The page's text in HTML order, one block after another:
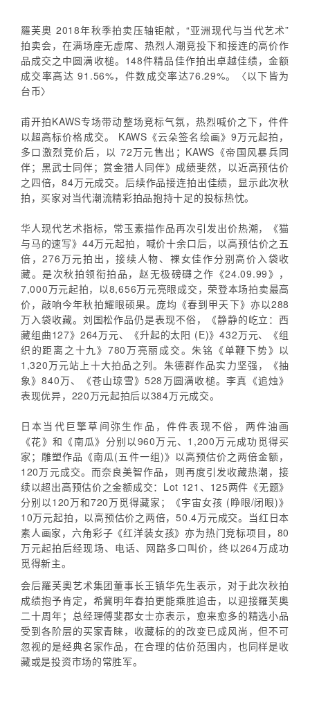
羅芙奧 2018年秋季拍卖压轴钜献，“亚洲现代与当代艺术”
拍卖会，在满场座无虚席、热烈人潮竞投下和接连的高价作
品成交之中圆满收槌。148件精品佳作拍出卓越佳绩，金额
成交率高达 91.56%，件数成交率达76.29%。〈以下皆为
台币〉
甫开拍KAWS专场带动整场竞标气氛，热烈喊价之下，件件
以超高标价格成交。 KAWS《云朵签名绘画》9万元起拍，
多口激烈竞价后，以 72万元售出；KAWS《帝国风暴兵同
伴；黑武士同伴；赏金猎人同伴》成绩斐然，以近高预估价
之四倍，84万元成交。后续作品接连拍出佳绩，显示此次秋
拍，买家对当代潮流精彩拍品抱持十足的投标热忱。
华人现代艺术指标，常玉素描作品再次引发出价热潮，《猫
与马的速写》44万元起拍，喊价十余口后，以高预估价之五
倍，276万元拍出，接续人物、裸女佳作分别高价入袋收
藏。是次秋拍领衔拍品，赵无极磅礴之作《24.09.99》，
7,000万元起拍，以8,656万元亮眼成交，荣登本场拍卖最高
价，敲响今年秋拍耀眼硕果。庞均《春到甲天下》亦以288
万入袋收藏。刘国松作品仍是表现不俗，《静静的屹立：西
藏组曲127》264万元、《升起的太阳 (E)》432万元、《组
织的距离之十九》780万亮丽成交。朱铭《单鞭下势》以
1,320万元站上十大拍品之列。朱德群作品实力坚强，《抽
象》840万、《苍山琼雪》528万圆满收槌。李真《追烛》
表现优异，220万元起拍后以384万元成交。
日本当代巨擎草间弥生作品，件件表现不俗，两件油画
《花》和《南瓜》分别以960万元、1,200万元成功觅得买
家；雕塑作品《南瓜(五件一组)》以高预估价之两倍金额，
120万元成交。而奈良美智作品，则再度引发收藏热潮，接
续以超出高预估价之金额成交：Lot 121、125两件《无题》
分别以120万和720万觅得藏家；《宇宙女孩 (睁眼/闭眼)》
10万元起拍，以高预估价之两倍，50.4万元成交。当红日本
素人画家，六角彩子《红洋装女孩》亦为热门竞标项目，80
万元起拍后经现场、电话、网路多口叫价，终以264万成功
觅得新主。
会后羅芙奧艺术集团董事长王镇华先生表示，对于此次秋拍
成绩抱予肯定，希冀明年春拍更能乘胜追击，以迎接羅芙奧
二十周年；总经理傅斐郡女士亦表示，愈来愈多的精选小品
受到各阶层的买家青睐，收藏标的的改变已成风尚，但不可
忽视的是经典名家作品，在合理的估价范围内，也同样是收
藏或是投资市场的常胜军。